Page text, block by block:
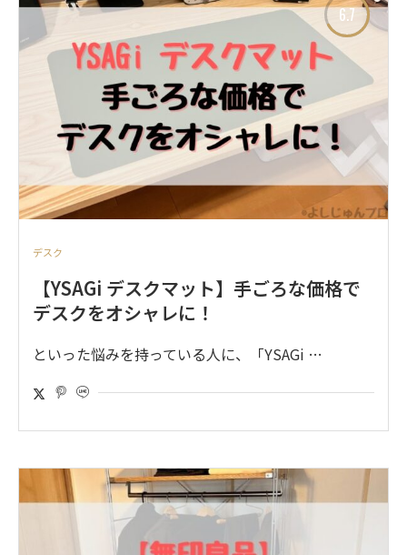
6.7
デスク
【YSAGi デスクマット】手ごろな価格で
デスクをオシャレに！
といった悩みを持っている人に、「YSAGi …